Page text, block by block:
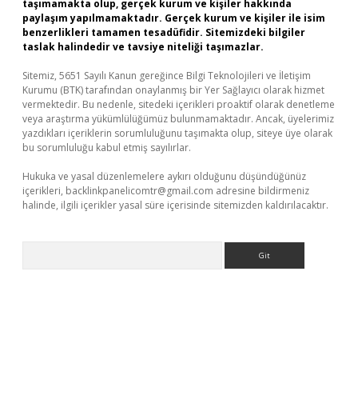
taşımamakta olup, gerçek kurum ve kişiler hakkında
paylaşım yapılmamaktadır. Gerçek kurum ve kişiler ile isim
benzerlikleri tamamen tesadüfidir. Sitemizdeki bilgiler
taslak halindedir ve tavsiye niteliği taşımazlar.
Sitemiz, 5651 Sayılı Kanun gereğince Bilgi Teknolojileri ve İletişim
Kurumu (BTK) tarafından onaylanmış bir Yer Sağlayıcı olarak hizmet
vermektedir. Bu nedenle, sitedeki içerikleri proaktif olarak denetleme
veya araştırma yükümlülüğümüz bulunmamaktadır. Ancak, üyelerimiz
yazdıkları içeriklerin sorumluluğunu taşımakta olup, siteye üye olarak
bu sorumluluğu kabul etmiş sayılırlar.
Hukuka ve yasal düzenlemelere aykırı olduğunu düşündüğünüz
içerikleri, backlinkpanelicomtr@gmail.com adresine bildirmeniz
halinde, ilgili içerikler yasal süre içerisinde sitemizden kaldırılacaktır.